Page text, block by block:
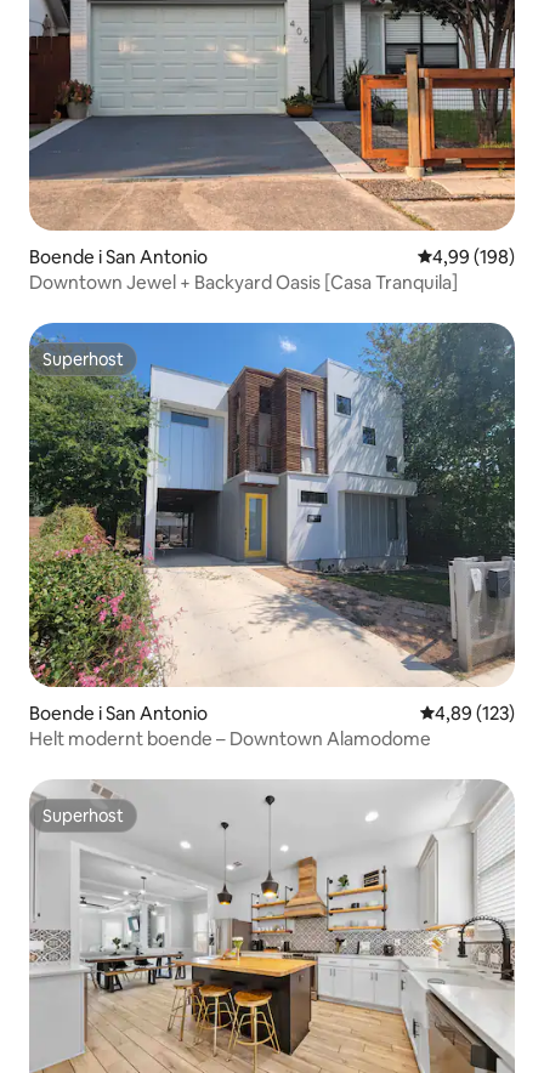
Boende i San Antonio 4,99 av 5 i
4,99 (198)
Downtown Jewel + Backyard Oasis [Casa Tranquila]
Superhost
Superhost
Boende i San Antonio 4,89 av 5 i
4,89 (123)
Helt modernt boende – Downtown Alamodome
Superhost
Superhost